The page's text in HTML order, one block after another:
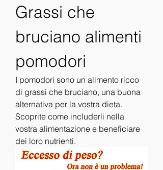
Grassi che
bruciano alimenti
pomodori
I pomodori sono un alimento ricco
di grassi che bruciano, una buona
alternativa per la vostra dieta.
Scoprite come includerli nella
vostra alimentazione e beneficiare
dei loro nutrienti.